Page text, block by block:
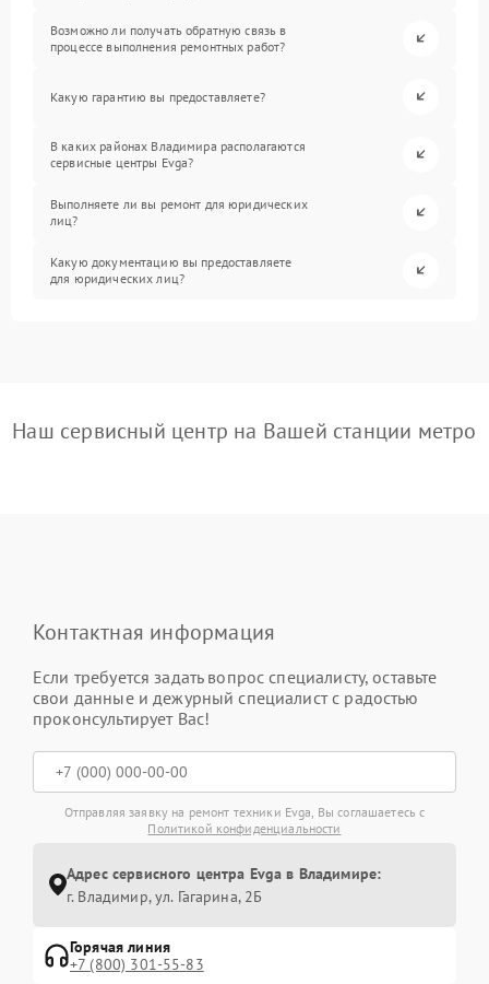
Возможно ли получать обратную связь в
процессе выполнения ремонтных работ?
Какую гарантию вы предоставляете?
В каких районах Владимира располагаются
сервисные центры Evga?
Выполняете ли вы ремонт для юридических
лиц?
Какую документацию вы предоставляете
для юридических лиц?
Наш сервисный центр на Вашей станции метро
Контактная информация
Если требуется задать вопрос специалисту, оставьте
свои данные и дежурный специалист с радостью
проконсультирует Вас!
Отправляя заявку на ремонт техники Evga, Вы соглашаетесь с
Политикой конфиденциальности
Адрес сервисного центра Evga в Владимире:
г. Владимир, ул. Гагарина, 2Б
Горячая линия
+7 (800) 301-55-83